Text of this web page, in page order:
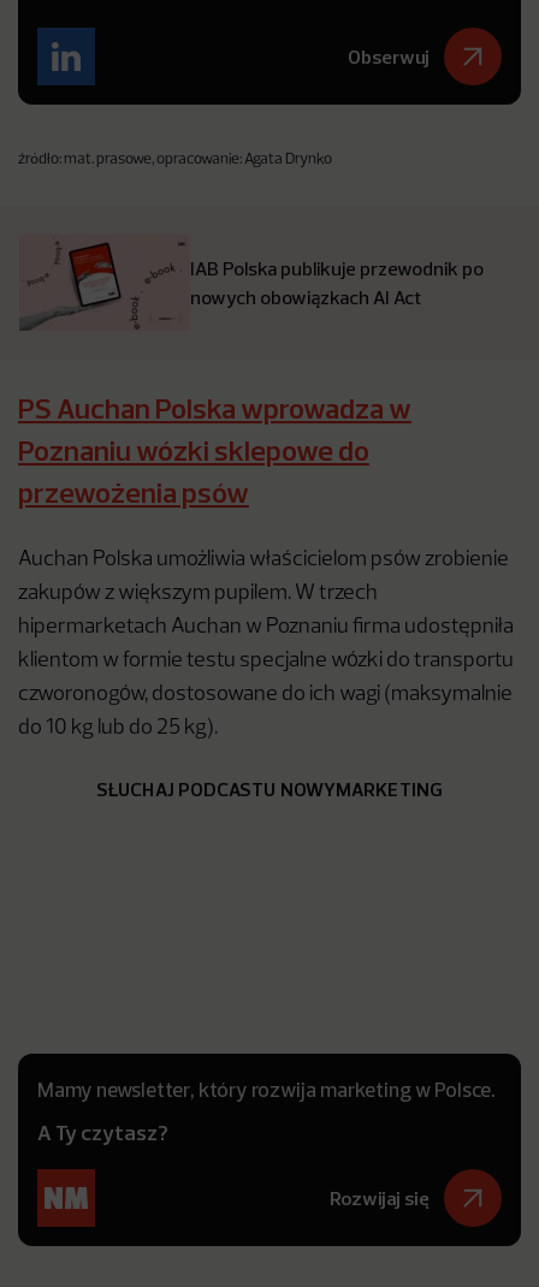
Obserwuj
źródło: mat. prasowe, opracowanie: Agata Drynko
IAB Polska publikuje przewodnik po
nowych obowiązkach AI Act
PS Auchan Polska wprowadza w
Poznaniu wózki sklepowe do
przewożenia psów
Auchan Polska umożliwia właścicielom psów zrobienie
zakupów z większym pupilem. W trzech
hipermarketach Auchan w Poznaniu firma udostępniła
klientom w formie testu specjalne wózki do transportu
czworonogów, dostosowane do ich wagi (maksymalnie
do 10 kg lub do 25 kg).
SŁUCHAJ PODCASTU NOWYMARKETING
Mamy newsletter, który rozwija marketing w Polsce.
A Ty czytasz?
Rozwijaj się